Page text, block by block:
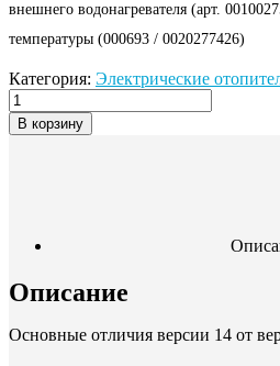
внешнего водонагревателя (арт.
температуры (000693 / 0020277426)
Категория: Электрические
В корзину
Описание
Основные отличия версии 14 от